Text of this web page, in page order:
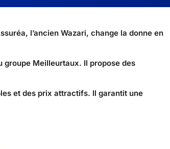
l’ancien Wazari, change la donne en
groupe Meilleurtaux. Il propose des
et des prix attractifs. Il garantit une